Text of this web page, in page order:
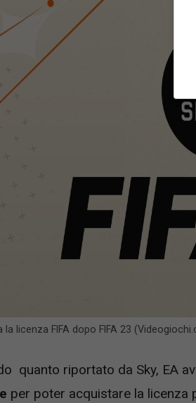
la licenza FIFA dopo FIFA 23
quanto riportato da Sky, EA
per poter acquistare la licenza